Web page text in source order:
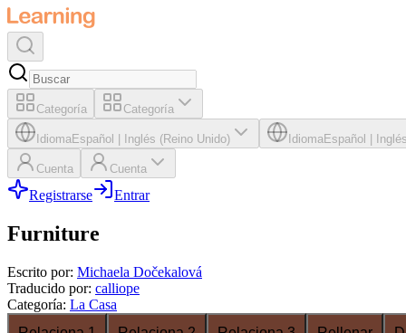
Categoría Categoría
IdiomaEspañol Inglés (Reino Unido) IdiomaEspañol
Cuenta Cuenta
Registrarse Entrar
Furniture
Escrito por: Michaela Dočekalová
Traducido por: calliope
Categoría: La Casa